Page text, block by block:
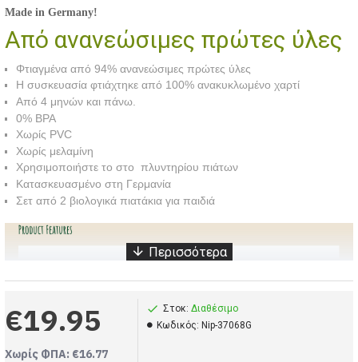
Made in Germany!
Από ανανεώσιμες πρώτες ύλες
Φτιαγμένα από 94% ανανεώσιμες πρώτες ύλες
Η συσκευασία φτιάχτηκε από 100% ανακυκλωμένο χαρτί
Από 4 μηνών και πάνω.
0% BPA
Χωρίς PVC
Χωρίς μελαμίνη
Χρησιμοποιήστε το στο πλυντηρίου πιάτων
Κατασκευασμένο στη Γερμανία
Σετ από 2 βιολογικά πιατάκια για παιδιά
€19.95
Χωρίς ΦΠΑ: €16.77
Στοκ: Διαθέσιμο
Kωδικός: Nip-37068G